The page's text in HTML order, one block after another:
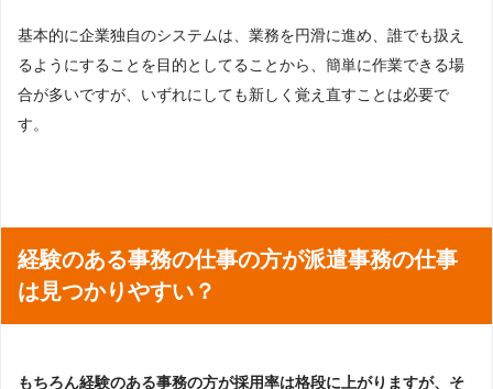
基本的に企業独自のシステムは、業務を円滑に進め、誰でも扱え
るようにすることを目的としてることから、簡単に作業できる場
合が多いですが、いずれにしても新しく覚え直すことは必要で
す。
経験のある事務の仕事の方が派遣事務の仕事
は見つかりやすい？
もちろん経験のある事務の方が採用率は格段に上がりますが、そ